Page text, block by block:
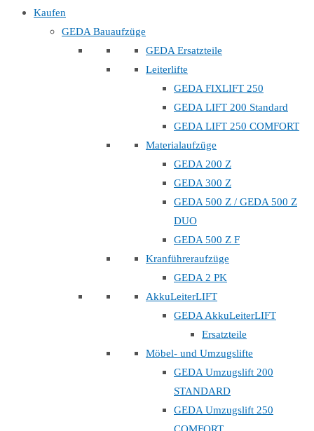
Kaufen
GEDA Bauaufzüge
GEDA Ersatzteile
Leiterlifte
GEDA FIXLIFT 250
GEDA LIFT 200 Standard
GEDA LIFT 250 COMFORT
Materialaufzüge
GEDA 200 Z
GEDA 300 Z
GEDA 500 Z / GEDA 500 Z
DUO
GEDA 500 Z F
Kranführeraufzüge
GEDA 2 PK
AkkuLeiterLIFT
GEDA AkkuLeiterLIFT
Ersatzteile
Möbel- und Umzugslifte
GEDA Umzugslift 200
STANDARD
GEDA Umzugslift 250